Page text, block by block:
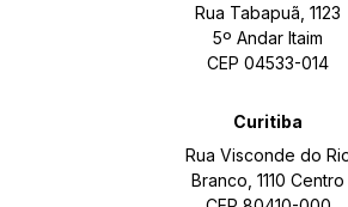
Rua Tabapuã, 1123
5º Andar Itaim
CEP 04533-014
Curitiba
Rua Visconde do
Branco, 1110 Centro